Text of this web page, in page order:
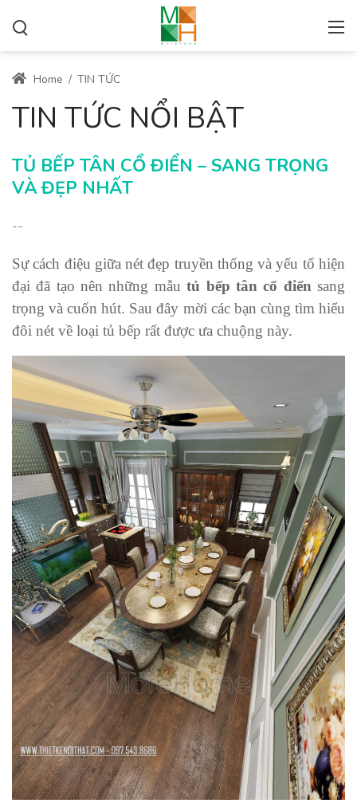
Home / TIN TỨC
TIN TỨC NỔI BẬT
TỦ BẾP TÂN CỔ ĐIỂN – SANG TRỌNG
VÀ ĐẸP NHẤT
--
Sự cách điệu giữa nét đẹp truyền thống và yếu tố hiện
đại đã tạo nên những mẫutủ bếp tân cổ điểnsang
trọng và cuốn hút. Sau đây mời các bạn cùng tìm hiểu
đôi nét về loại tủ bếp rất được ưa chuộng này.